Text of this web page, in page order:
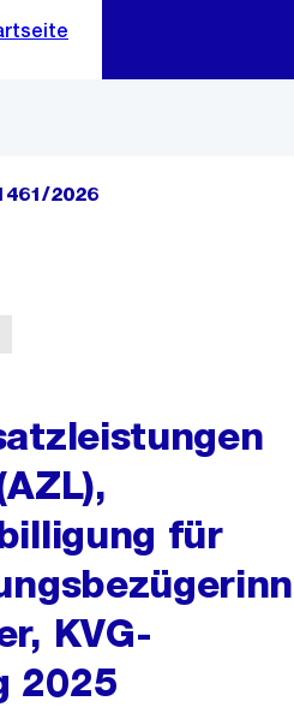
ein2026
für
KVG-
2025